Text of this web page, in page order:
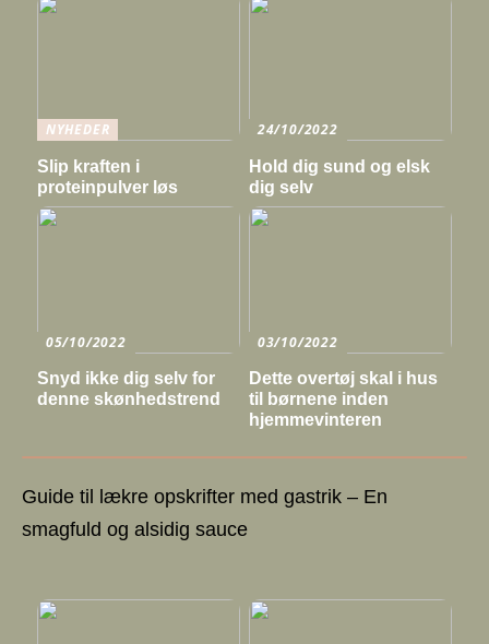
NYHEDER
Slip kraften i
proteinpulver løs
24/10/2022
Hold dig sund og elsk
dig selv
05/10/2022
Snyd ikke dig selv for
denne skønhedstrend
03/10/2022
Dette overtøj skal i hus
til børnene inden
hjemmevinteren
Guide til lækre opskrifter med gastrik – En
smagfuld og alsidig sauce